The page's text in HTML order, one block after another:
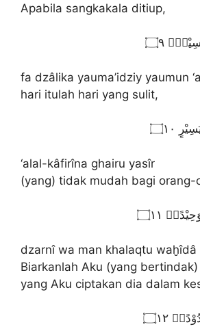
Apabila sangkakala ditiup,
۝٩
fa dzâlika yauma’idziy yaumun
hari itulah hari yang sulit,
۝١٠
‘alal-kâfirîna ghairu yasîr
(yang) tidak mudah bagi orang-
۝١١
dzarnî wa man khalaqtu waḫîdâ
Biarkanlah Aku (yang
yang Aku ciptakan dia dalam
۝١٢